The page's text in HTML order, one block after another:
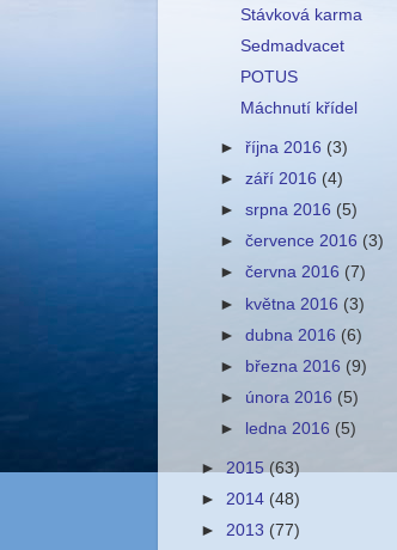
Stávková karma
Sedmadvacet
POTUS
Máchnutí křídel
►října 2016 (3)
►září 2016 (4)
►srpna 2016 (5)
►července 2016 (3)
►června 2016 (7)
► května 2016 (3)
►dubna 2016 (6)
►
března 2016 (9)
► února 2016 (5)
►
ledna 2016 (5)
► 2015 (63)
► 2014 (48)
► 2013 (77)